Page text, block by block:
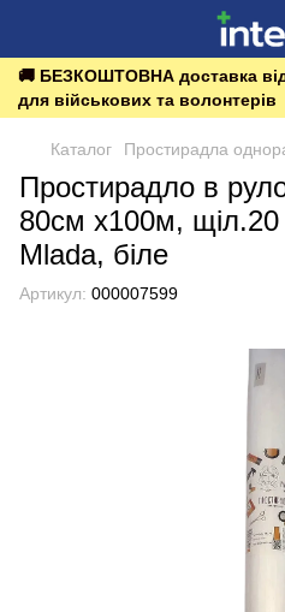
🚚 БЕЗКОШТОВНА доставка від
для військових та волонтерів
Каталог Простирадла
Простирадло в
80см х100м,
Mladа, біле
Артикул: 000007599